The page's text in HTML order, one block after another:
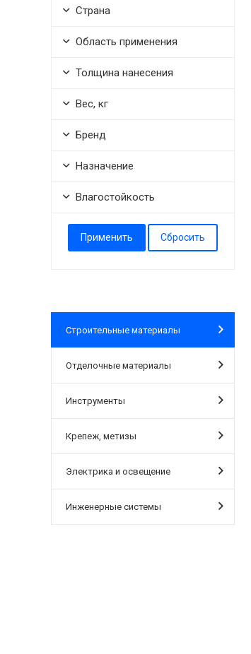
Страна
Область применения
Толщина нанесения
Вес, кг
Бренд
Назначение
Влагостойкость
Строительные материалы
Отделочные материалы
Инструменты
Крепеж, метизы
Электрика и освещение
Инженерные системы